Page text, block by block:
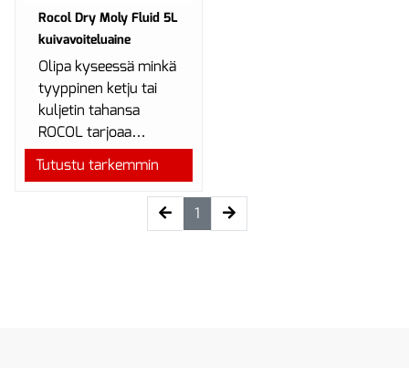
Rocol Dry Moly Fluid 5L
kuivavoiteluaine
Olipa kyseessä minkä
tyyppinen ketju tai
kuljetin tahansa
ROCOL tarjoaa
huolettoman
toiminnan –kalliit
käyttökatkokset v...
Tutustu tarkemmin
1 (current)